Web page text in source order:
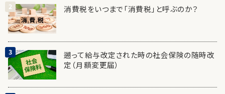
消費税をいつまで「消費税」と呼ぶのか？
遡って給与改定された時の社会保険の随時改
定（月額変更届）